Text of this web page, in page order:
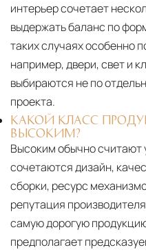
интерьер сочетает
выдержать баланс по
таких случаях особенно
например, двери, свет и
выбираются не по
проекта.
КАКОЙ КЛАСС
ВЫСОКИМ?
Высоким обычно считают
сочетаются дизайн,
сборки, ресурс
репутация
самую дорогую
предполагает